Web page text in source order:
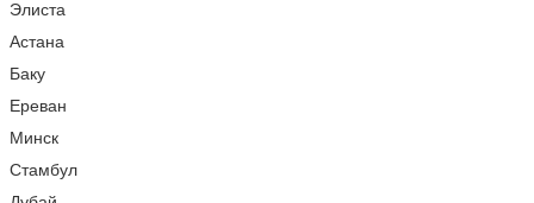
Элиста
Астана
Баку
Ереван
Минск
Стамбул